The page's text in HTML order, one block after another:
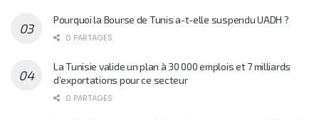
Pourquoi la Bourse de Tunis a-t-elle suspendu UADH ?
0 PARTAGES
La Tunisie valide un plan à 30 000 emplois et 7 milliards
d’exportations pour ce secteur
0 PARTAGES